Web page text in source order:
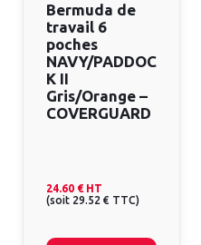
Bermuda de
travail 6
poches
NAVY/PADDOC
K II
Gris/Orange –
COVERGUARD
24.60 € HT
(soit 29.52 € TTC)